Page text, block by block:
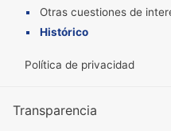
Otras cuestiones de
Histórico
Política de privacidad
Transparencia